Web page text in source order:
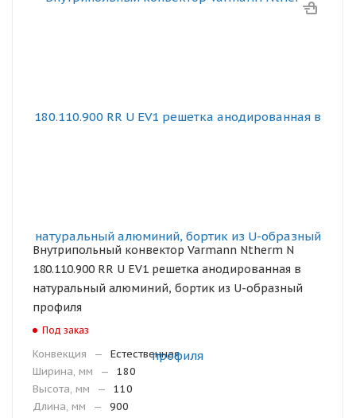
Внутрипольный конвектор Varmann Ntherm N
180.110.900 RR U EV1 решетка анодированная в
натуральный алюминий, бортик из U-образный
профиля
Под заказ
Конвекция —
Естественная
Ширина, мм
—
180
Высота, мм
—
110
Длина, мм
—
900